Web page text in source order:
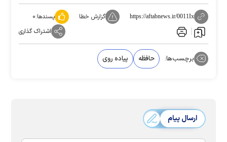
https://aftabnews.ir/0011Ix گزارش خطا پسندها:۰
اشتراک گذاری
برچسب‌ها: حافظه پیاده روی
ارسال پیام